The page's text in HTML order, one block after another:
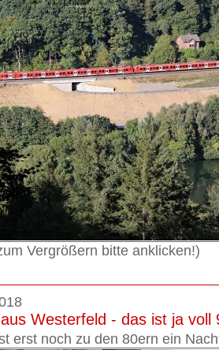
Vergrößern bitte anklicken!)
Westerfeld - das ist ja voll
erst noch zu den 80ern ein